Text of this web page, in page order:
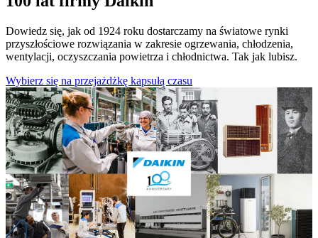
Dowiedz się, jak od 1924 roku dostarczamy na światowe rynki
przyszłościowe rozwiązania w zakresie ogrzewania, chłodzenia,
wentylacji, oczyszczania powietrza i chłodnictwa. Tak jak lubisz.
Wybierz się na przejażdżkę kapsułą czasu